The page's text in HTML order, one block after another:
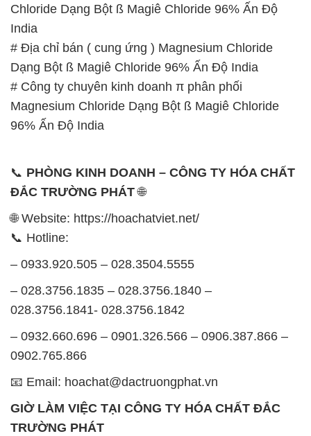
Chloride Dạng Bột ß Magiê Chloride 96% Ấn Độ
India
# Địa chỉ bán ( cung ứng ) Magnesium Chloride
Dạng Bột ß Magiê Chloride 96% Ấn Độ India
# Công ty chuyên kinh doanh π phân phối
Magnesium Chloride Dạng Bột ß Magiê Chloride
96% Ấn Độ India
📞 PHÒNG KINH DOANH – CÔNG TY HÓA CHẤT
ĐẮC TRƯỜNG PHÁT🌐
🌐 Website: https://hoachatviet.net/
📞 Hotline:
– 0933.920.505 – 028.3504.5555
– 028.3756.1835 – 028.3756.1840 –
028.3756.1841- 028.3756.1842
– 0932.660.696 – 0901.326.566 – 0906.387.866 –
0902.765.866
📧 Email: hoachat@dactruongphat.vn
GIỜ LÀM VIỆC TẠI CÔNG TY HÓA CHẤT ĐẮC
TRƯỜNG PHÁT